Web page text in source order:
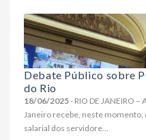
Debate Público sobre
do Rio
18/06/2025- RIO DE JANEIRO
Janeiro recebe, neste momento,
salarial dos servidore...